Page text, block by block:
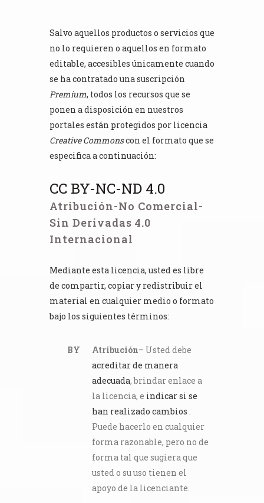
Salvo aquellos productos o servicios que
no lo requieren o aquellos en formato
editable, accesibles únicamente cuando
se ha contratado una suscripción
Premium, todos los recursos que se
ponen a disposición en nuestros
portales están protegidos por licencia
Creative Commonscon el formato que se
especifica a continuación:
CC BY-NC-ND 4.0
Atribución-No Comercial-
Sin Derivadas 4.0
Internacional
Mediante esta licencia, usted es libre
de compartir, copiar y redistribuir el
material en cualquier medio o formato
bajo los siguientes términos:
BY Atribución– Usted debe
acreditar de manera
adecuada, brindar enlace a
la licencia, e indicar si se
han realizado cambios .
Puede hacerlo en cualquier
forma razonable, pero no de
forma tal que sugiera que
usted o su uso tienen el
apoyo de la licenciante.